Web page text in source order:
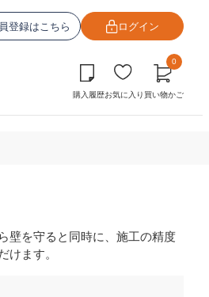
登録はこちら ログイン
購入履歴お気に入り
0
買い物かご
壁を守ると同時に、施工の精度
けます。